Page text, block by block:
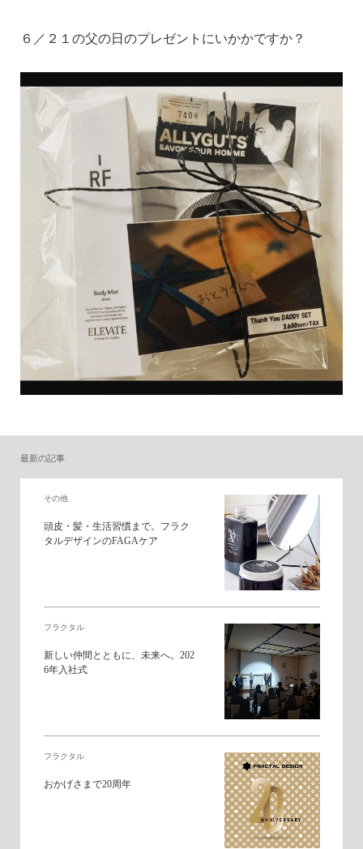
６／２１の父の日のプレゼントにいかかですか？
最新の記事
その他
頭皮・髪・生活習慣まで。フラク
タルデザインのFAGAケア
フラクタル
新しい仲間とともに、未来へ。202
6年入社式
フラクタル
おかげさまで20周年